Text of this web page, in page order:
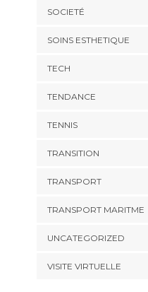
SOCIETÉ
SOINS ESTHETIQUE
TECH
TENDANCE
TENNIS
TRANSITION
TRANSPORT
TRANSPORT MARITME
UNCATEGORIZED
VISITE VIRTUELLE